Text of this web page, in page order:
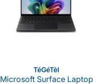
Verkoper:
TéGéTèl
Microsoft Surface Laptop